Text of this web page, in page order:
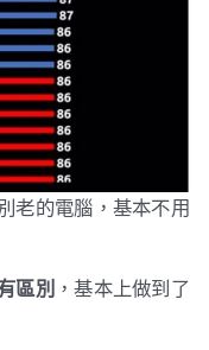
老的電腦，基本不用
區別 ，基本上做到了